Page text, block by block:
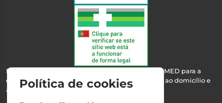
Esta farmácia encontra-se autorizada pelo INFARMED para a
dispensa de medicamentos e produtos de saúde ao domicílio e
através da internet.
Política de cookies